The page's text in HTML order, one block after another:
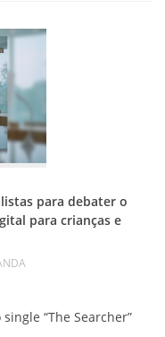
para debater o
para crianças e
“The Searcher”